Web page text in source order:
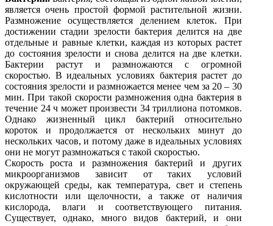
является очень простой формой растительной жизни.
Размножение осуществляется делением клеток. При
достижении стадии зрелости бактерия делится на две
отдельные и равные клетки, каждая из которых растет
до состояния зрелости и снова делится на две клетки.
Бактерии растут и размножаются с огромной
скоростью. В идеальных условиях бактерия растет до
состояния зрелости и размножается менее чем за 20 – 30
мин. При такой скорости размножения одна бактерия в
течение 24 ч может произвести 34 триллиона потомков.
Однако жизненный цикл бактерий относительно
короток и продолжается от нескольких минут до
нескольких часов, и потому даже в идеальных условиях
они не могут размножаться с такой скоростью.
Скорость роста и размножения бактерий и других
микроорганизмов зависит от таких условий
окружающей среды, как температура, свет и степень
кислотности или щелочности, а также от наличия
кислорода, влаги и соответствующего питания.
Существует, однако, много видов бактерий, и они